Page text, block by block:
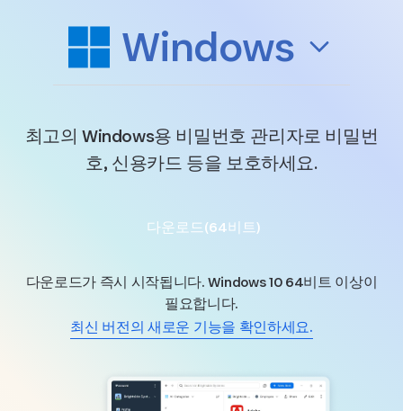
Windows
최고의 Windows용 비밀번호 관리자로 비밀번
호, 신용카드 등을 보호하세요.
다운로드(64비트)
다운로드가 즉시 시작됩니다. Windows 10 64비트 이상이
필요합니다.
최신 버전의 새로운 기능을 확인하세요.